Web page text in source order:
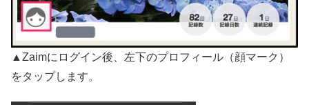
▲Zaimにログイン後、左下のプロフィール（顔マーク）
をタップします。